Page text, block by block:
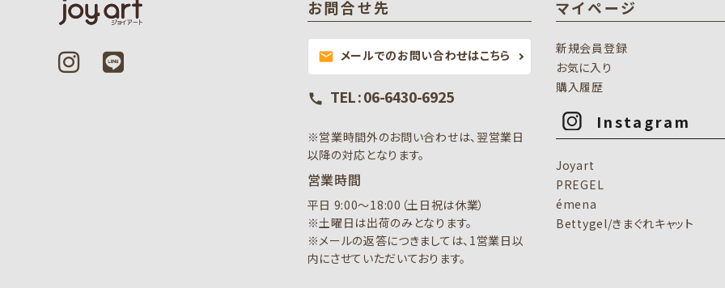
お問合せ先
mail メールでのお問い合わせはこちら
call TEL : 06-6430-6925
※営業時間外のお問い合わせは、翌営業日
以降の対応となります。
営業時間
平日 9:00～18:00（土日祝は休業）
※土曜日は出荷のみとなります。
※メールの返答につきましては、1営業日以
内にさせていただいております。
マイページ
新規会員登録
お気に入り
購入履歴
Instagram
Joyart
PREGEL
émena
Bettygel/きまぐれキャット